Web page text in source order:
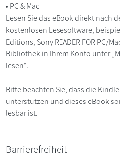
• PC & Mac
Lesen Sie das eBook direkt nach
kostenlosen Lesesoftware,
Editions, Sony READER FOR PC/
Bibliothek in Ihrem Konto unter
lesen“.
Bitte beachten Sie, dass die
unterstützen und dieses eBook
lesbar ist.
Barrierefreiheit